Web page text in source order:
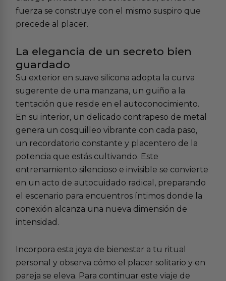
fuerza se construye con el mismo suspiro que
precede al placer.
La elegancia de un secreto bien
guardado
Su exterior en suave silicona adopta la curva
sugerente de una manzana, un guiño a la
tentación que reside en el autoconocimiento.
En su interior, un delicado contrapeso de metal
genera un cosquilleo vibrante con cada paso,
un recordatorio constante y placentero de la
potencia que estás cultivando. Este
entrenamiento silencioso e invisible se convierte
en un acto de autocuidado radical, preparando
el escenario para encuentros íntimos donde la
conexión alcanza una nueva dimensión de
intensidad.
Incorpora esta joya de bienestar a tu ritual
personal y observa cómo el placer solitario y en
pareja se eleva. Para continuar este viaje de